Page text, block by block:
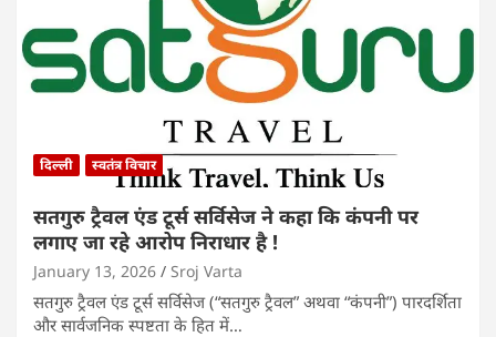
दिल्ली स्वतंत्र विचार
सतगुरु ट्रैवल एंड टूर्स सर्विसेज ने कहा कि कंपनी पर
लगाए जा रहे आरोप निराधार है !
January 13, 2026 Sroj Varta
सतगुरु ट्रैवल एंड टूर्स सर्विसेज (“सतगुरु ट्रैवल” अथवा “कंपनी”) पारदर्शिता
और सार्वजनिक स्पष्टता के हित में…